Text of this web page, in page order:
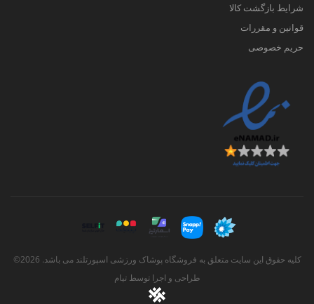
شرایط بازگشت کالا
قوانین و مقررات
حریم خصوصی
کلیه حقوق این سایت متعلق به فروشگاه پوشاک ورزشی اسپورتلند می باشد. 2026©
طراحی و اجرا توسطتیام